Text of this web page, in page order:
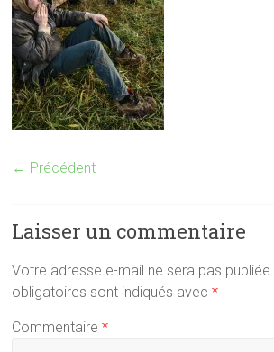
← Précédent
Laisser un commentaire
Votre adresse e-mail ne sera pas publiée.
obligatoires sont indiqués avec*
Commentaire*